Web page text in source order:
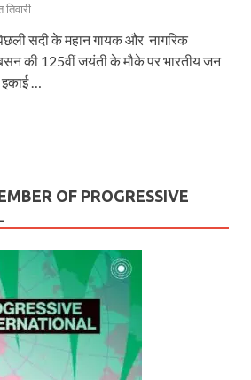
तिवारी
सदी के महान गायक और नागरिक
की 125वीं जयंती के मौके पर भारतीय जन
…
OF PROGRESSIVE